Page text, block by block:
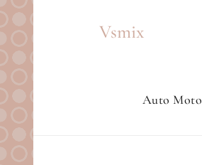
Vsmix
Auto Moto